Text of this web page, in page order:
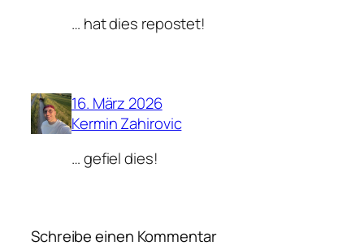
… hat dies repostet!
16. März 2026
Kermin Zahirovic
… gefiel dies!
Schreibe einen Kommentar